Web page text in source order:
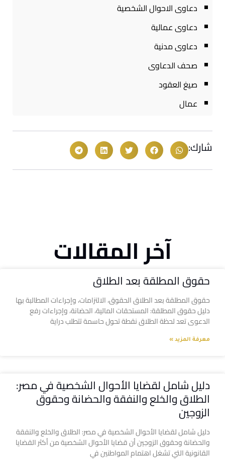
دعاوى الاحوال الشخصية
دعاوى عمالية
دعاوى مدنية
صحف الدعاوى
صيغ العقود
عمال
شارك:
آخر المقالات
حقوق المطلقة بعد الطلاق
حقوق المطلقة بعد الطلاق الحقوق، الالتزامات، وإجراءات المطالبة بها
دليل حقوق المطلقة: المستحقات المالية، الحضانة، وإجراءات رفع
الدعوى تعد لحظة الطلاق نقطة تحول حاسمة تتطلب دراية
معرفة المزيد »
دليل شامل لقضايا الأحوال الشخصية في مصر:
الطلاق والخلع والنفقة والحضانة وحقوق
الزوجين
دليل شامل لقضايا الأحوال الشخصية في مصر: الطلاق والخلع والنفقة
والحضانة وحقوق الزوجين أن قضايا الأحوال الشخصية من أكثر القضايا
القانونية التي تشغل اهتمام المواطنين في